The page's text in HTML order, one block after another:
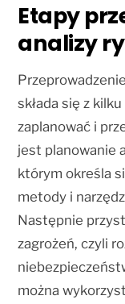
Etapy
analizy
składa się z
zaplanować i
jest planowanie
którym określa
metody i
Następnie
zagrożeń, czyli
można